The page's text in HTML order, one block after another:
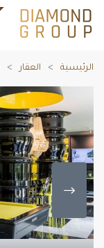
الرئيسية العقار